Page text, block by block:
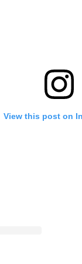
View this post on